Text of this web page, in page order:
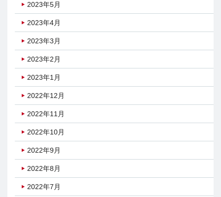
2023年5月
2023年4月
2023年3月
2023年2月
2023年1月
2022年12月
2022年11月
2022年10月
2022年9月
2022年8月
2022年7月